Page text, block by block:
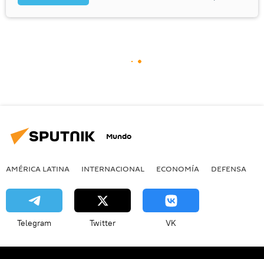
Mundo
AMÉRICA LATINA INTERNACIONAL ECONOMÍA DEFENSA
Telegram Twitter VK